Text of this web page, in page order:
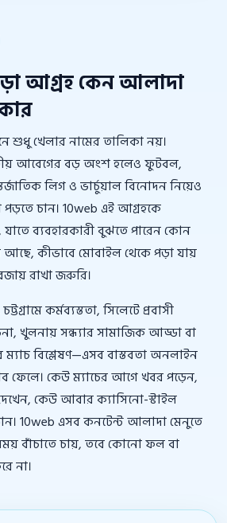
আগ্রহ কেন আলাদা
শুধু খেলার নামের তালিকা নয়।
আবেগের বড় অংশ হলেও ফুটবল,
লিগ ও ভার্চুয়াল বিনোদন নিয়েও
পড়তে চান। 10web এই আগ্রহকে
যাতে ব্যবহারকারী বুঝতে পারেন কোন
আছে, কীভাবে মোবাইল থেকে পড়া যায়
রাখা জরুরি।
কর্মব্যস্ততা, সিলেটে প্রবাসী
খুলনায় সন্ধ্যার সামাজিক আড্ডা বা
ম্যাচ বিশ্লেষণ—এসব বাস্তবতা অনলাইন
ফেলে। কেউ ম্যাচের আগে খবর পড়েন,
কেউ আবার ক্যাসিনো-স্টাইল
10web এসব কনটেন্ট আলাদা মেনুতে
বাঁচাতে চায়, তবে কোনো ফল বা
না।